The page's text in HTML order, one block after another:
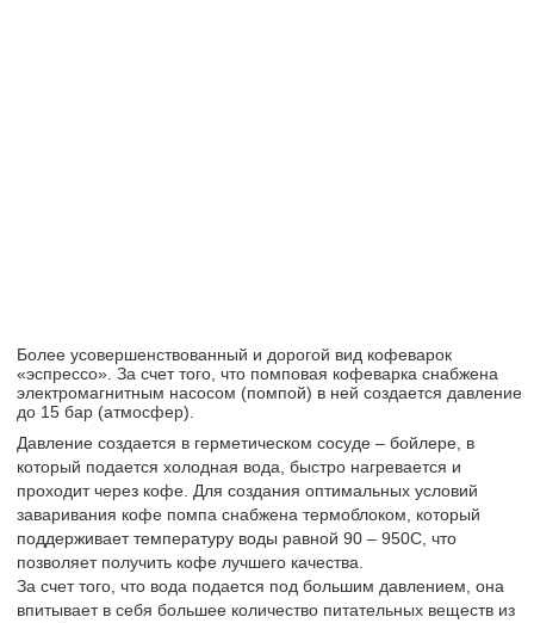
Более усовершенствованный и дорогой вид кофеварок
«эспрессо». За счет того, что помповая кофеварка снабжена
электромагнитным насосом (помпой) в ней создается давление
до 15 бар (атмосфер).
Давление создается в герметическом сосуде – бойлере, в
который подается холодная вода, быстро нагревается и
проходит через кофе. Для создания оптимальных условий
заваривания кофе помпа снабжена термоблоком, который
поддерживает температуру воды равной 90 – 950С, что
позволяет получить кофе лучшего качества.
За счет того, что вода подается под большим давлением, она
впитывает в себя большее количество питательных веществ из